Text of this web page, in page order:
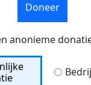
Doneer
anonieme